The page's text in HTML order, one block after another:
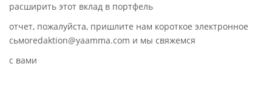
расширить этот вклад в портфель
отчет, пожалуйста, пришлите нам короткое электронное
сьмоredaktion@yaamma.com и мы свяжемся
с вами